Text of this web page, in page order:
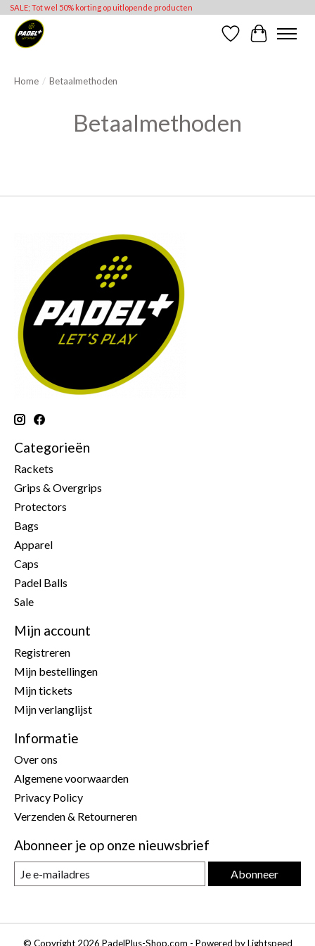
SALE; Tot wel 50% korting op uitlopende producten
Verlanglijst
Home / Betaalmethoden
Betaalmethoden
Categorieën
Rackets
Grips & Overgrips
Protectors
Bags
Apparel
Caps
Padel Balls
Sale
Mijn account
Registreren
Mijn bestellingen
Mijn tickets
Mijn verlanglijst
Informatie
Over ons
Algemene voorwaarden
Privacy Policy
Verzenden & Retourneren
Abonneer je op onze nieuwsbrief
Abonneer
© Copyright 2026 PadelPlus-Shop.com - Powered byLightspeed